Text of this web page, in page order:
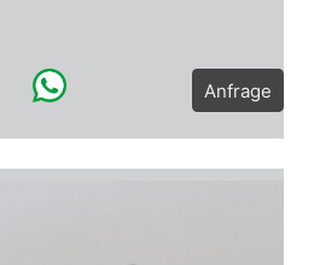
Anfrage